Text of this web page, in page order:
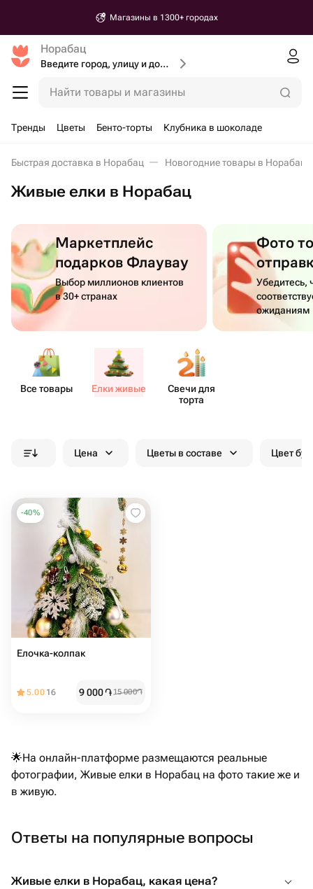
Магазины в 1300+ городах
Норабац
Введите город, улицу и дом доставки
Найти товары и магазины
Тренды Цветы Бенто-торты Клубника в шоколаде
Быстрая доставка в Норабац Новогодние товары в Норабац
Живые елки в Норабац
Маркетплейс
подарков Флаувау
Выбор миллионов клиентов
в 30+ странах
Фото
Убедитесь,
ожиданиям
Все товары Елки живые
Свечи для
торта
Цена Цветы в составе Цвет
-40%
Елочка-колпак
5.00 16 9 000֏15 000֏
🌟На онлайн-платформе размещаются реальные
фотографии, Живые елки в Норабац на фото такие же и
в живую.
Ответы на популярные вопросы
Живые елки в Норабац, какая цена?